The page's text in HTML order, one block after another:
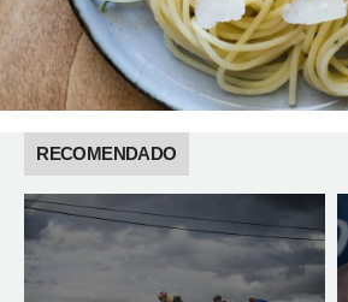
RECOMENDADO